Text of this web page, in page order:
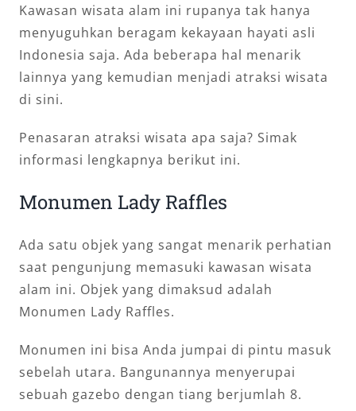
Kawasan wisata alam ini rupanya tak hanya
menyuguhkan beragam kekayaan hayati asli
Indonesia saja. Ada beberapa hal menarik
lainnya yang kemudian menjadi atraksi wisata
di sini.
Penasaran atraksi wisata apa saja? Simak
informasi lengkapnya berikut ini.
Monumen Lady Raffles
Ada satu objek yang sangat menarik perhatian
saat pengunjung memasuki kawasan wisata
alam ini. Objek yang dimaksud adalah
Monumen Lady Raffles.
Monumen ini bisa Anda jumpai di pintu masuk
sebelah utara. Bangunannya menyerupai
sebuah gazebo dengan tiang berjumlah 8.